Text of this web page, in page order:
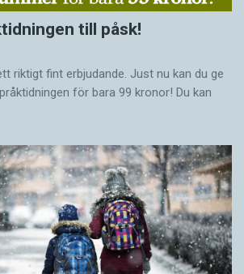
till påsk!
riktigt fint erbjudande. Just nu kan du ge
för bara 99 kronor! Du kan